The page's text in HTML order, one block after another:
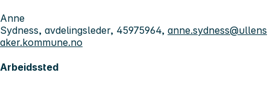
Anne
Sydness, avdelingsleder, 45975964, anne.sydness@ullens
aker.kommune.no
Arbeidssted